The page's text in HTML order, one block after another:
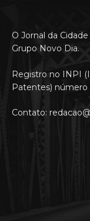
O Jornal da
Grupo Novo Dia.
Registro no INPI
Patentes) número
Contato: